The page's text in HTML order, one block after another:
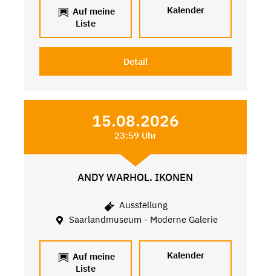
Auf meine
Liste
Kalender
Detail
15.08.2026
23:59 Uhr
ANDY WARHOL. IKONEN
Ausstellung
Saarlandmuseum - Moderne Galerie
Auf meine
Liste
Kalender